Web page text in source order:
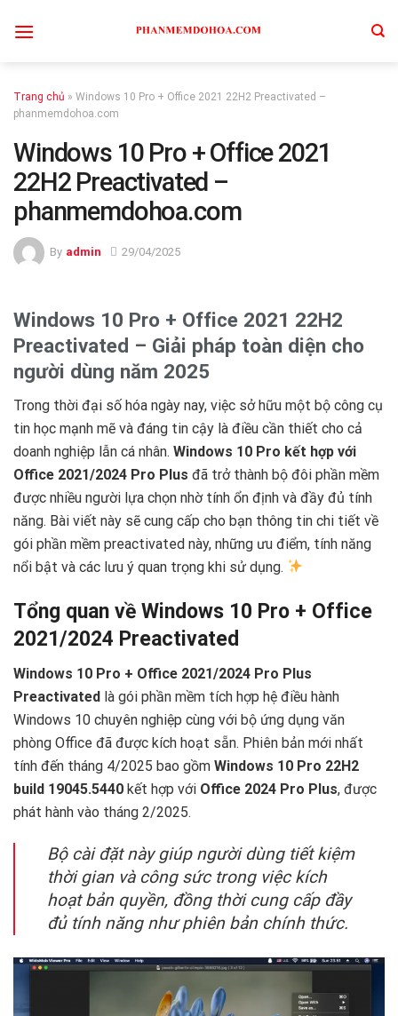
Trang chủ » Windows 10 Pro + Office 2021 22H2 Preactivated –
phanmemdohoa.com
Windows 10 Pro + Office 2021
22H2 Preactivated –
phanmemdohoa.com
By admin 29/04/2025
Windows 10 Pro + Office 2021 22H2
Preactivated – Giải pháp toàn diện cho
người dùng năm 2025
Trong thời đại số hóa ngày nay, việc sở hữu một bộ công cụ
tin học mạnh mẽ và đáng tin cậy là điều cần thiết cho cả
doanh nghiệp lẫn cá nhân. Windows 10 Pro kết hợp với
Office 2021/2024 Pro Plus đã trở thành bộ đôi phần mềm
được nhiều người lựa chọn nhờ tính ổn định và đầy đủ tính
năng. Bài viết này sẽ cung cấp cho bạn thông tin chi tiết về
gói phần mềm preactivated này, những ưu điểm, tính năng
nổi bật và các lưu ý quan trọng khi sử dụng.
Tổng quan về Windows 10 Pro + Office
2021/2024 Preactivated
Windows 10 Pro + Office 2021/2024 Pro Plus
Preactivated là gói phần mềm tích hợp hệ điều hành
Windows 10 chuyên nghiệp cùng với bộ ứng dụng văn
phòng Office đã được kích hoạt sẵn. Phiên bản mới nhất
tính đến tháng 4/2025 bao gồm Windows 10 Pro 22H2
build 19045.5440 kết hợp với Office 2024 Pro Plus, được
phát hành vào tháng 2/2025.
Bộ cài đặt này giúp người dùng tiết kiệm
thời gian và công sức trong việc kích
hoạt bản quyền, đồng thời cung cấp đầy
đủ tính năng như phiên bản chính thức.